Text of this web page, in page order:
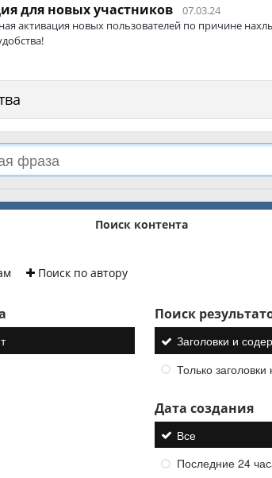
для новых участников
07.03.24
активация новых пользователей по причине
Поиск контента
Поиск по автору
Поиск
Заголовки и
Только заголовки
Дата создания
Все
Последние 24